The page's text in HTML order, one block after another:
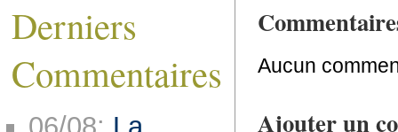
Aucun
Ajouter un
Derniers
Commentaires